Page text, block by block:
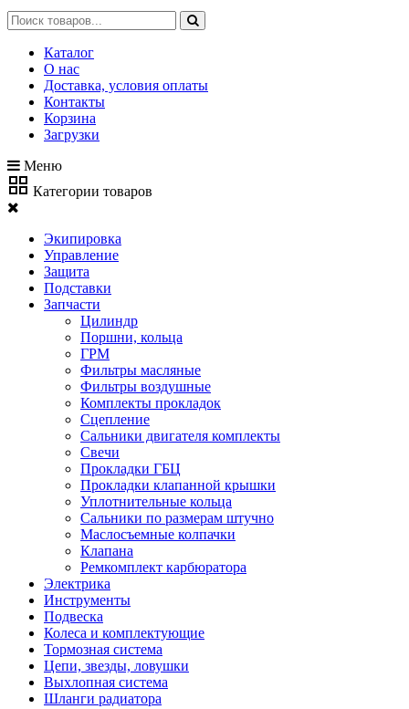
Каталог
О нас
Доставка, условия оплаты
Контакты
Корзина
Загрузки
Меню
Категории товаров
Экипировка
Управление
Защита
Подставки
Запчасти
Цилиндр
Поршни, кольца
ГРМ
Фильтры масляные
Фильтры воздушные
Комплекты прокладок
Сцепление
Сальники двигателя комплекты
Свечи
Прокладки ГБЦ
Прокладки клапанной крышки
Уплотнительные кольца
Сальники по размерам штучно
Маслосъемные колпачки
Клапана
Ремкомплект карбюратора
Электрика
Инструменты
Подвеска
Колеса и комплектующие
Тормозная система
Цепи, звезды, ловушки
Выхлопная система
Шланги радиатора